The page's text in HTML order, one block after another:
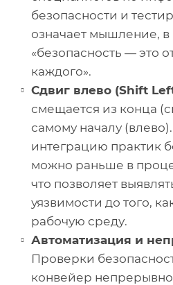
безопасности и
означает мышление, в
«безопасность — это
каждого».
Сдвиг влево (Shift
смещается из конца
самому началу
интеграцию практик
можно раньше в
что позволяет
уязвимости до того,
рабочую среду.
Автоматизация и
Проверки
конвейер